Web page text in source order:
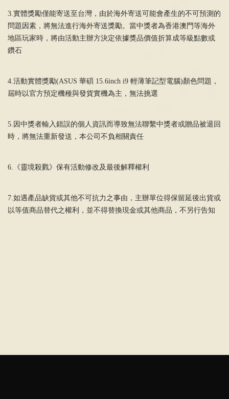
3.實體獎勵僅能寄送至台灣，由於海外寄送可能會產生的不可預測的
問題因素，將無法進行海外寄送獎勵。當中獎者為香港澳門等海外
地區玩家時，將由活動主辦方決定依據獎品價值折算成等級點數或
鑽石
4.活動實體獎勵(ASUS 華碩 15.6inch i9 輕薄筆記型電腦)顏色問題，
屆時以官方預定機種與發貨實機為主，無法挑選
5.因中獎者輸入錯誤的個人資訊而導致無法聯繫中獎者或贈品被退回
時，將無法重新發送，本公司不負相關責任
6.《靈境殺戮》保有活動修改及最後解釋權利
7.如遇產品缺貨或其他不可抗力之事由，主辦單位得保留延後出貨或
以等值商品替代之權利，並不得替換現金或其他商品，不另行告知